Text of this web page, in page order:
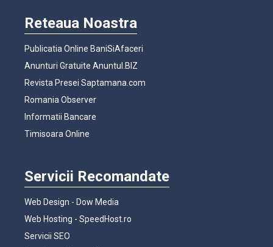
Reteaua Noastra
Publicatia Online BaniSiAfaceri
Anunturi Gratuite Anuntul.BIZ
Revista Presei Saptamana.com
Romania Observer
Informatii Bancare
Timisoara Online
Servicii Recomandate
Web Design - Dow Media
Web Hosting - SpeedHost.ro
Servicii SEO